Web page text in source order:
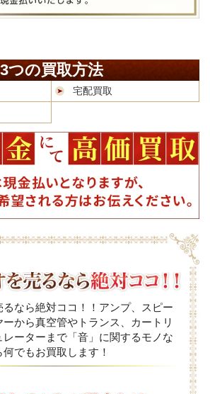
3つの買取方法
宅配買取
るなら絶対ココ！！アンプ、スピー
ーから真空管やトランス、カートリ
レーターまで「音」に関するモノな
何でもお買取します！